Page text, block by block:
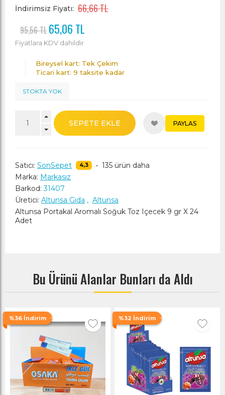
İndirimsiz Fiyatı: 66,66 TL
95,56 TL 65,06 TL
Fiyatlara KDV dahildir
Bireysel kart: Tek Çekim
Ticari kart: 9 taksite kadar
STOKTA YOK
SEPETE EKLE PAYLAS
Satıcı: SonSepet 4,3 • 135 ürün daha
Marka: Markasız
Barkod: 31407
Üretici: Altunsa Gıda , Altunsa
Altunsa Portakal Aromalı Soğuk Toz Içecek 9 gr X 24
Adet
Bu Ürünü Alanlar Bunları da Aldı
%36 İndirim %32 İndirim